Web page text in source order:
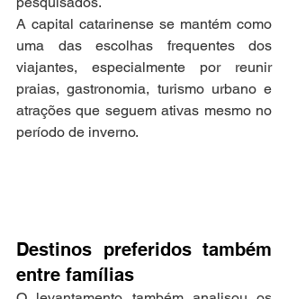
A capital catarinense se mantém como
uma das escolhas frequentes dos
viajantes, especialmente por reunir
praias, gastronomia, turismo urbano e
atrações que seguem ativas mesmo no
período de inverno.
Destinos preferidos também
entre famílias